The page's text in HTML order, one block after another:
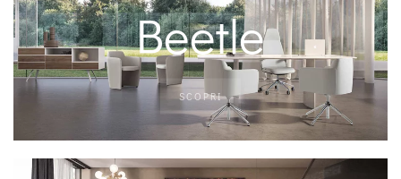
Beetle
SCOPRI